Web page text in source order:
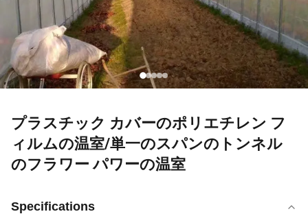
プラスチック カバーのポリエチレン フ
ィルムの温室/単一のスパンのトンネル
のフラワー パワーの温室
Specifications